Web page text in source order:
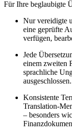
Für Ihre beglaubigte
Nur vereidigte
eine geprüfte
verfügen,
Jede
einem zweiten
sprachliche
ausgeschlossen.
Konsistente
Translation-
– besonders